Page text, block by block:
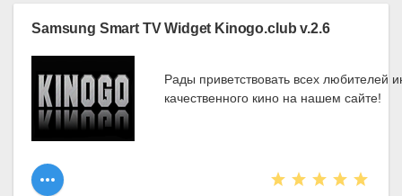
Samsung Smart TV Widget Kinogo.club v.2.6
Рады приветствовать всех любителей
качественного кино на нашем сайте!